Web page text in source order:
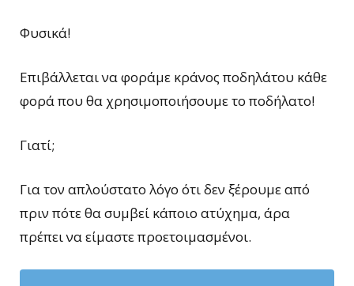
Φυσικά!
Επιβάλλεται να φοράμε κράνος ποδηλάτου κάθε
φορά που θα χρησιμοποιήσουμε το ποδήλατο!
Γιατί;
Για τον απλούστατο λόγο ότι δεν ξέρουμε από
πριν πότε θα συμβεί κάποιο ατύχημα, άρα
πρέπει να είμαστε προετοιμασμένοι.